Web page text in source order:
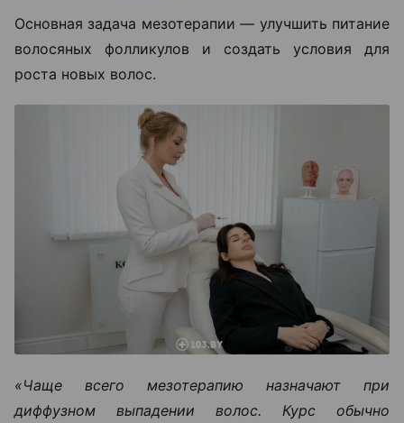
Основная задача мезотерапии — улучшить питание
волосяных фолликулов и создать условия для
роста новых волос.
«Чаще всего мезотерапию назначают при
диффузном выпадении волос. Курс обычно